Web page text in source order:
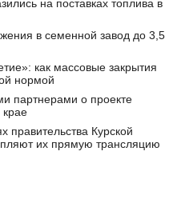
на поставках топлива в
в семенной завод до 3,5
как массовые закрытия
нормой
партнерами о проекте
правительства Курской
их прямую трансляцию